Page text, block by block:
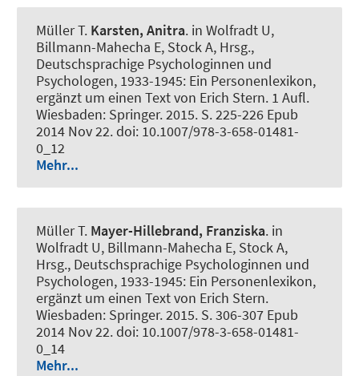
Müller T. Karsten, Anitra. in Wolfradt U,
Billmann-Mahecha E, Stock A, Hrsg.,
Deutschsprachige Psychologinnen und
Psychologen, 1933-1945: Ein Personenlexikon,
ergänzt um einen Text von Erich Stern. 1 Aufl.
Wiesbaden: Springer. 2015. S. 225-226 Epub
2014 Nov 22. doi: 10.1007/978-3-658-01481-
0_12
Mehr...
Müller T. Mayer-Hillebrand, Franziska. in
Wolfradt U, Billmann-Mahecha E, Stock A,
Hrsg., Deutschsprachige Psychologinnen und
Psychologen, 1933-1945: Ein Personenlexikon,
ergänzt um einen Text von Erich Stern.
Wiesbaden: Springer. 2015. S. 306-307 Epub
2014 Nov 22. doi: 10.1007/978-3-658-01481-
0_14
Mehr...